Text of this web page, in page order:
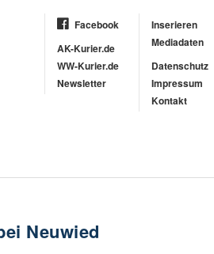
Facebook
AK-Kurier.de
WW-Kurier.de
Newsletter
Inserieren
Mediadaten
Datenschutz
Impressum
Kontakt
Neuwied